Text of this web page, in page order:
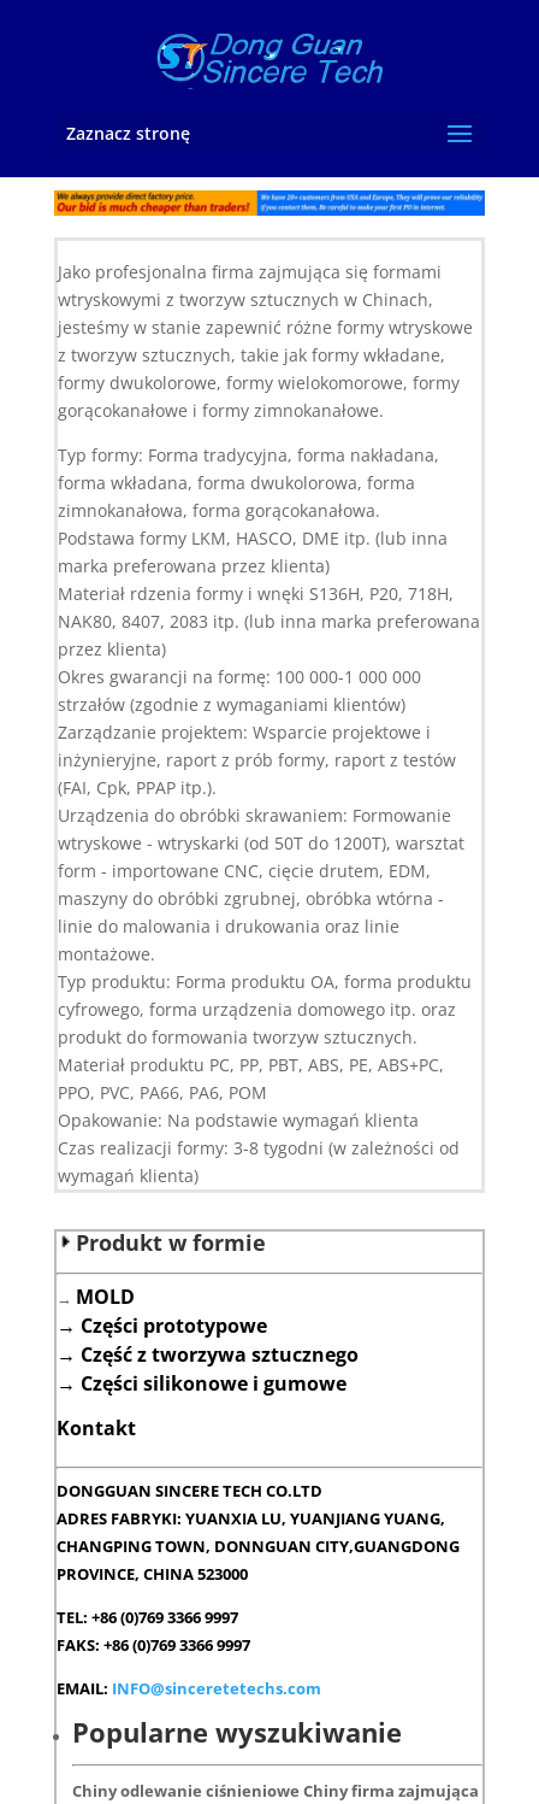
Zaznacz stronę
Jako profesjonalna firma zajmująca się formami
wtryskowymi z tworzyw sztucznych w Chinach,
jesteśmy w stanie zapewnić różne formy wtryskowe
z tworzyw sztucznych, takie jak formy wkładane,
formy dwukolorowe, formy wielokomorowe, formy
gorącokanałowe i formy zimnokanałowe.
Typ formy: Forma tradycyjna, forma nakładana,
forma wkładana, forma dwukolorowa, forma
zimnokanałowa, forma gorącokanałowa.
Podstawa formy LKM, HASCO, DME itp. (lub inna
marka preferowana przez klienta)
Materiał rdzenia formy i wnęki S136H, P20, 718H,
NAK80, 8407, 2083 itp. (lub inna marka preferowana
przez klienta)
Okres gwarancji na formę: 100 000-1 000 000
strzałów (zgodnie z wymaganiami klientów)
Zarządzanie projektem: Wsparcie projektowe i
inżynieryjne, raport z prób formy, raport z testów
(FAI, Cpk, PPAP itp.).
Urządzenia do obróbki skrawaniem: Formowanie
wtryskowe - wtryskarki (od 50T do 1200T), warsztat
form - importowane CNC, cięcie drutem, EDM,
maszyny do obróbki zgrubnej, obróbka wtórna -
linie do malowania i drukowania oraz linie
montażowe.
Typ produktu: Forma produktu OA, forma produktu
cyfrowego, forma urządzenia domowego itp. oraz
produkt do formowania tworzyw sztucznych.
Materiał produktu PC, PP, PBT, ABS, PE, ABS+PC,
PPO, PVC, PA66, PA6, POM
Opakowanie: Na podstawie wymagań klienta
Czas realizacji formy: 3-8 tygodni (w zależności od
wymagań klienta)
Produkt w formie
→ MOLD
→ Części prototypowe
→ Część z tworzywa sztucznego
→ Części silikonowe i gumowe
Kontakt
DONGGUAN SINCERE TECH CO.LTD
ADRES FABRYKI: YUANXIA LU, YUANJIANG YUANG,
CHANGPING TOWN, DONNGUAN CITY,GUANGDONG
PROVINCE, CHINA 523000
TEL: +86 (0)769 3366 9997
FAKS: +86 (0)769 3366 9997
EMAIL: INFO@sinceretetechs.com
Popularne wyszukiwanie
Chiny odlewanie ciśnieniowe Chiny firma zajmująca